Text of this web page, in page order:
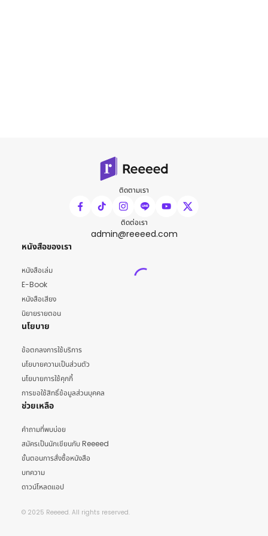
ติดตามเรา
ติดต่อเรา
admin@reeeed.com
หนังสือของเรา
หนังสือเล่ม
E-Book
หนังสือเสียง
นิยายรายตอน
นโยบาย
ข้อตกลงการใช้บริการ
นโยบายความเป็นส่วนตัว
นโยบายการใช้คุกกี้
การขอใช้สิทธิ์ข้อมูลส่วนบุคคล
ช่วยเหลือ
คำถามที่พบบ่อย
สมัครเป็นนักเขียนกับ Reeeed
ขั้นตอนการสั่งซื้อหนังสือ
บทความ
ดาวน์โหลดแอป
© 2025 Reeeed. All rights reserved.